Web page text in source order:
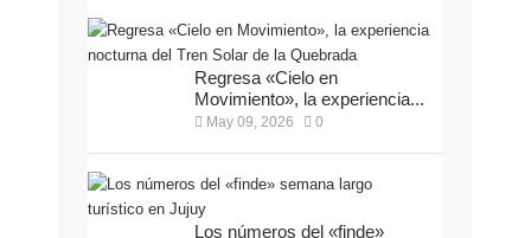
Regresa «Cielo en
Movimiento», la experiencia...
May 09, 2026 0
Los números del «finde»